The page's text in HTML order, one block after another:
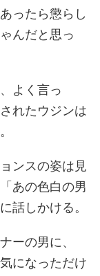
ったら懲らし
んだと思っ
、よく言っ
れたウジンは
ンスの姿は見
「あの色白の男
話しかける。
ーの男に、
になっただけ